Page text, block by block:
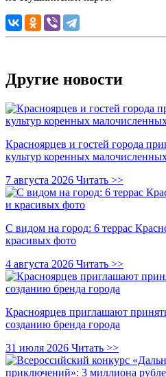
Другие новости
Красноярцев и гостей города
культур коренных
7 августа 2026 Читать >>
С видом на город: 6 террас
красивых фото
4 августа 2026 Читать >>
Красноярцев приглашают
созданию бренда города
31 июля 2026 Читать >>